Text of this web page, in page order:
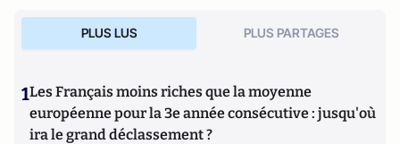
PLUS LUS PLUS PARTAGES
1Les Français moins riches que la moyenne
européenne pour la 3e année consécutive : jusqu'où
ira le grand déclassement ?